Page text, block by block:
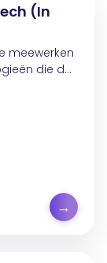
(In
meewerken
die de
→